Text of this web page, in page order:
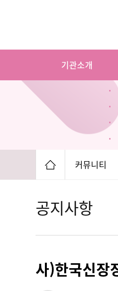
기관소개
커뮤니티
공지사항
사)한국신장